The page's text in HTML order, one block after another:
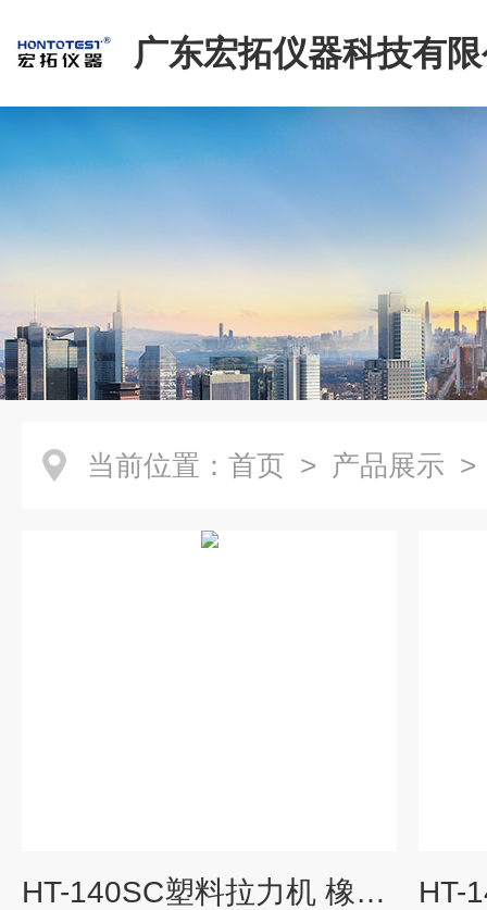
广东宏拓仪器科技有
当前位置： 首页 > 产品展示
HT-140SC塑料拉力机 橡胶拉力试验机